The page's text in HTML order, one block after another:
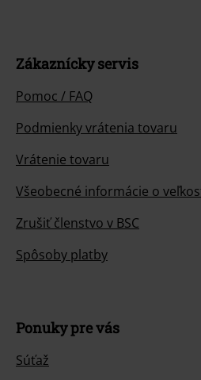
Zákaznícky servis
Pomoc / FAQ
Podmienky vrátenia tovaru
Vrátenie tovaru
Všeobecné informácie o
Zrušiť členstvo v BSC
Spôsoby platby
Ponuky pre vás
Súťaž